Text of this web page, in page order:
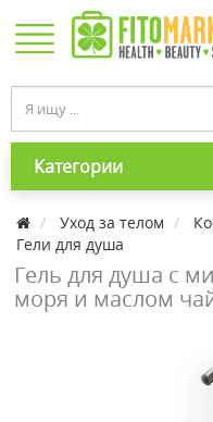
Категории
Уход за телом
Гели для душа
Гель для душа с
моря и маслом